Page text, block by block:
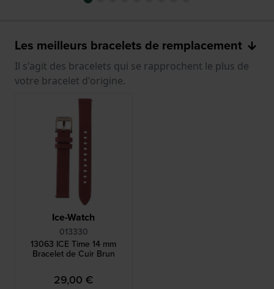
Les meilleurs bracelets de remplacement
Il s'agit des bracelets qui se rapprochent le plus de
votre bracelet d'origine.
Ice-Watch
013330
13063 ICE Time 14 mm
Bracelet de Cuir Brun
29,00 €